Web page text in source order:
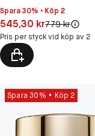
Spara 30% • Köp 2
Pris: 545,30 kr
545,30 krOriginal pris:
779 kr
Pris per styck vid köp av 2
Spara 30% Köp 2